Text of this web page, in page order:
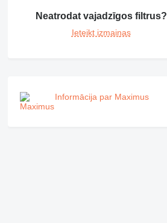
Neatrodat vajadzīgos filtrus?
Ieteikt izmaiņas
Informācija par Maximus